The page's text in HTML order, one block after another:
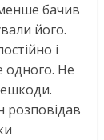
бачив
його.
і
одного. Не
розповідав